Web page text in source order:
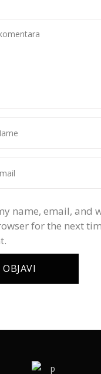
name, email, and
for the next